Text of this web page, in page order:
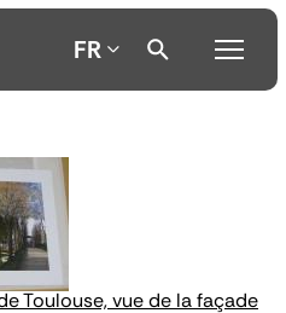
FR
Toulouse, vue de la façade